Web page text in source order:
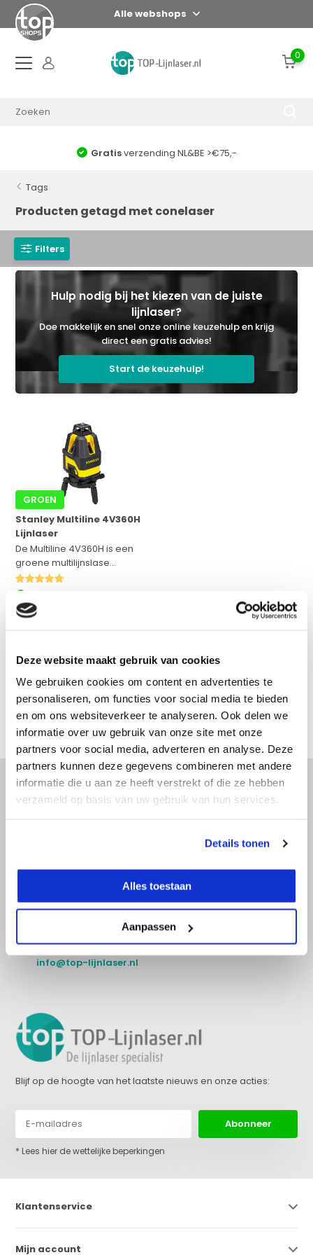
Deze website maakt gebruik van cookies
We gebruiken cookies om content en advertenties te
personaliseren, om functies voor social media te bieden
en om ons websiteverkeer te analyseren. Ook delen we
informatie over uw gebruik van onze site met onze
partners voor social media, adverteren en analyse. Deze
partners kunnen deze gegevens combineren met andere
informatie die u aan ze heeft verstrekt of die ze hebben
verzameld op basis van uw gebruik van hun services.
Details tonen
Alles toestaan
Aanpassen
Alle webshops
0
Gratisverzending NL&BE >€75,-
Tags
Producten getagd met conelaser
Filters
Hulp nodig bij het kiezen van de juiste
lijnlaser?
Doe makkelijk en snel onze online keuzehulp en krijg
direct een gratis advies!
Start de keuzehulp!
GROEN
Stanley Multiline 4V360H
Lijnlaser
De Multiline 4V360H is een
groene multilijnslase...
Vergelijk
Adviesprijs:
Doe onze online keuzehulp of bel direct
Doe onze online keuzehulp
+31 (0)36 522 68 03
info@top-lijnlaser.nl
Blijf op de hoogte van het laatste nieuws en onze acties:
Abonneer
* Lees hier de wettelijke beperkingen
Klantenservice
Mijn account